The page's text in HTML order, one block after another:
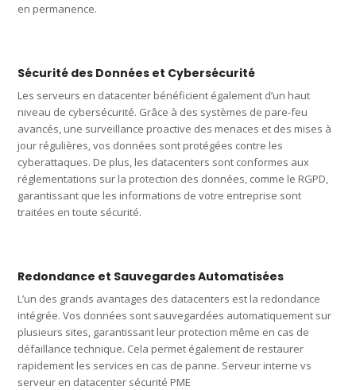
en permanence.
Sécurité des Données et Cybersécurité
Les serveurs en datacenter bénéficient également d’un haut
niveau de cybersécurité. Grâce à des systèmes de pare-feu
avancés, une surveillance proactive des menaces et des mises à
jour régulières, vos données sont protégées contre les
cyberattaques. De plus, les datacenters sont conformes aux
réglementations sur la protection des données, comme le RGPD,
garantissant que les informations de votre entreprise sont
traitées en toute sécurité.
Redondance et Sauvegardes Automatisées
L’un des grands avantages des datacenters est la redondance
intégrée. Vos données sont sauvegardées automatiquement sur
plusieurs sites, garantissant leur protection même en cas de
défaillance technique. Cela permet également de restaurer
rapidement les services en cas de panne. Serveur interne vs
serveur en datacenter sécurité PME